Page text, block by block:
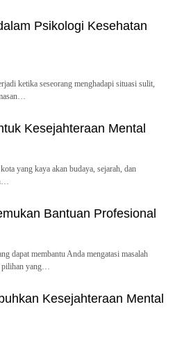
Psikologi Kesehatan
ketika seseorang menghadapi situasi sulit,
Kesejahteraan Mental
yang kaya akan budaya, sejarah, dan
Bantuan Profesional
dapat membantu Anda mengatasi masalah
pilihan yang…
Kesejahteraan Mental